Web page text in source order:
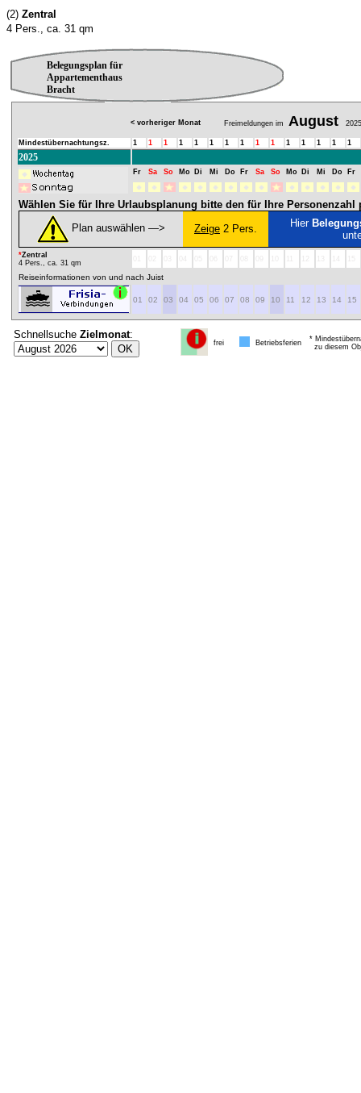
(2) Zentral
4 Pers., ca. 31 qm
Belegungsplan für
Appartementhaus
Bracht
< vorheriger Monat Freimeldungen im August 2025
Mindestübernachtungsz. 1 1 1 1 1 1 1 1 1 1 1 1 1 1 1
2025
Fr Sa So Mo Di Mi Do Fr Sa So Mo Di Mi Do Fr
Wählen Sie für Ihre Urlaubsplanung bitte den für Ihre Personenzahl
Plan auswählen ―>
Zeige 2 Pers. Hier
*Zentral
4 Pers., ca. 31 qm
Reiseinformationen von und nach Juist
01 02 03 04 05 06 07 08 09 10 11 12 13 14 15
Schnellsuche Zielmonat:
frei Betriebsferien
*
zu diesem